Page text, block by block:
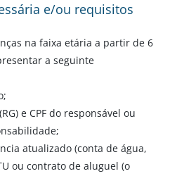
e/ou requisitos
na faixa etária a partir de 6
a seguinte
e CPF do responsável ou
atualizado (conta de água,
ou contrato de aluguel (o